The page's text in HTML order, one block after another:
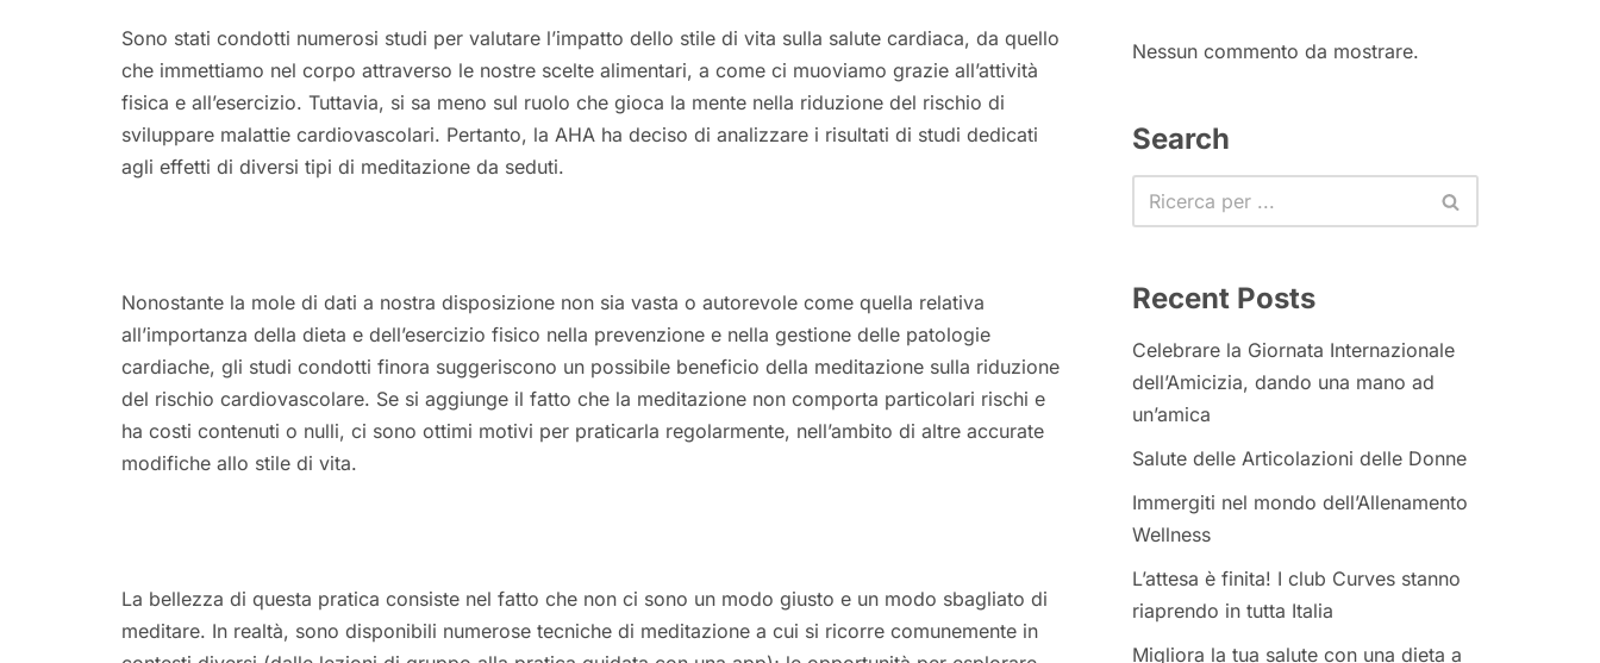
Sono stati condotti numerosi studi per valutare l’impatto dello stile di vita sulla salute cardiaca, da quello
che immettiamo nel corpo attraverso le nostre scelte alimentari, a come ci muoviamo grazie all’attività
fisica e all’esercizio. Tuttavia, si sa meno sul ruolo che gioca la mente nella riduzione del rischio di
sviluppare malattie cardiovascolari. Pertanto, la AHA ha deciso di analizzare i risultati di studi dedicati
agli effetti di diversi tipi di meditazione da seduti.
Nonostante la mole di dati a nostra disposizione non sia vasta o autorevole come quella relativa
all’importanza della dieta e dell’esercizio fisico nella prevenzione e nella gestione delle patologie
cardiache, gli studi condotti finora suggeriscono un possibile beneficio della meditazione sulla riduzione
del rischio cardiovascolare. Se si aggiunge il fatto che la meditazione non comporta particolari rischi e
ha costi contenuti o nulli, ci sono ottimi motivi per praticarla regolarmente, nell’ambito di altre accurate
modifiche allo stile di vita.
La bellezza di questa pratica consiste nel fatto che non ci sono un modo giusto e un modo sbagliato di
meditare. In realtà, sono disponibili numerose tecniche di meditazione a cui si ricorre comunemente in
Nessun commento da mostrare.
Search
Recent Posts
Celebrare la Giornata Internazionale
dell’Amicizia, dando una mano ad
un’amica
Salute delle Articolazioni delle Donne
Immergiti nel mondo dell’Allenamento
Wellness
L’attesa è finita! I club Curves stanno
riaprendo in tutta Italia
Migliora la tua salute con una dieta a